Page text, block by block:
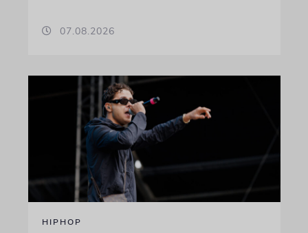
07.08.2026
HIPHOP